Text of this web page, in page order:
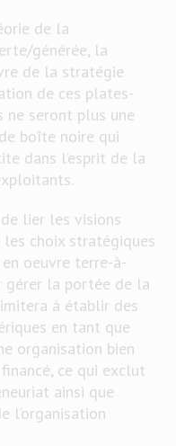
de la
générée, la
de la stratégie
de ces plates-
ne seront plus une
boîte noire qui
dans l’esprit de la
lier les visions
choix stratégiques
oeuvre terre-à-
gérer la portée de la
à établir des
en tant que
organisation bien
ce qui exclut
ainsi que
l’organisation